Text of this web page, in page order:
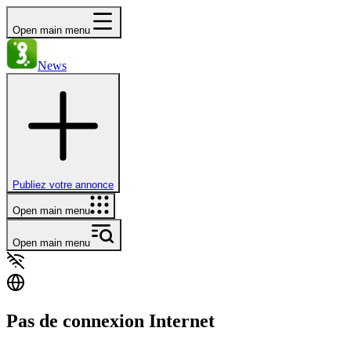
Open main menu
News
Publiez votre annonce
Open main menu
Open main menu
Pas de connexion Internet